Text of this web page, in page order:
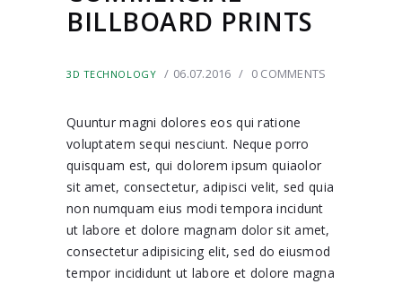
BILLBOARD PRINTS
3D TECHNOLOGY 06.07.2016 0 COMMENTS
Quuntur magni dolores eos qui ratione
voluptatem sequi nesciunt. Neque porro
quisquam est, qui dolorem ipsum quiaolor
sit amet, consectetur, adipisci velit, sed quia
non numquam eius modi tempora incidunt
ut labore et dolore magnam dolor sit amet,
consectetur adipisicing elit, sed do eiusmod
tempor incididunt ut labore et dolore magna